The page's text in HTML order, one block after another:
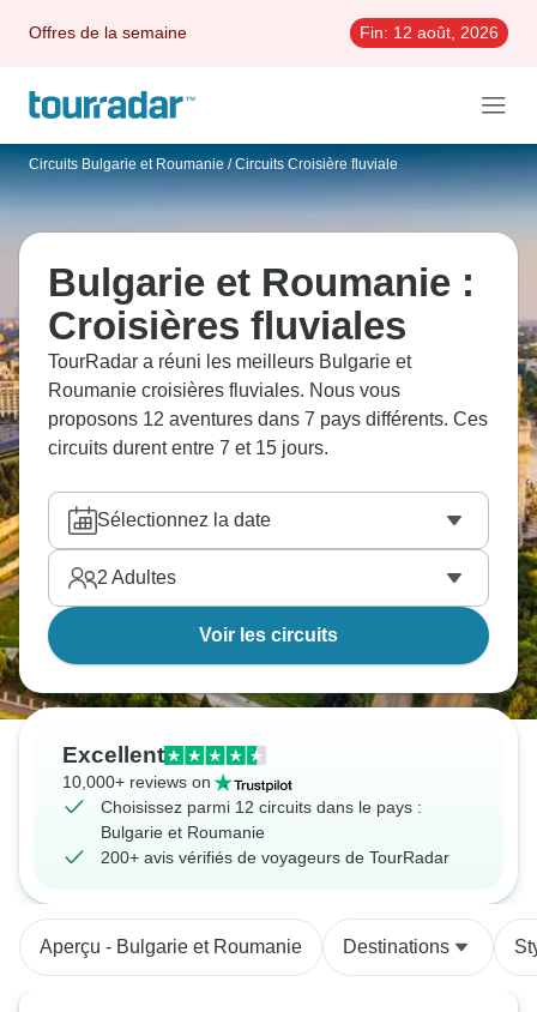
Offres de la semaine Fin: 12 août, 2026
Circuits Bulgarie et Roumanie / Circuits Croisière fluviale
Bulgarie et Roumanie :
Croisières fluviales
TourRadar a réuni les meilleurs Bulgarie et
Roumanie croisières fluviales. Nous vous
proposons 12 aventures dans 7 pays différents. Ces
circuits durent entre 7 et 15 jours.
Sélectionnez la date
2 Adultes
Voir les circuits
Excellent
10,000+ reviews on
Choisissez parmi 12 circuits dans le pays :
Bulgarie et Roumanie
200+ avis vérifiés de voyageurs de TourRadar
Aperçu - Bulgarie et Roumanie Destinations